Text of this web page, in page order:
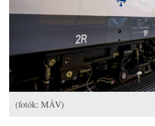
(fotók: MÁV)